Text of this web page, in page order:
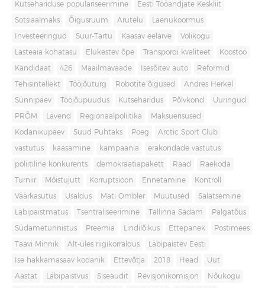
Kutsehariduse populariseerimine Eesti Tööandjate Keskliit
Sotsiaalmaks Õigusruum Arutelu Laenukoormus
Investeeringud Suur-Tartu Kaasav eelarve Volikogu
Lasteaia kohatasu Elukestev õpe Transpordi kvaliteet Koostöö
Kandidaat 426 Maailmavaade Isesõitev auto Reformid
Tehisintellekt Tööjõuturg Robotite õigused Andres Herkel
Sünnipäev Tööjõupuudus Kutseharidus Põlvkond Uuringud
PRÕM Lävend Regionaalpoliitika Maksuerisused
Kodanikupäev Suud Puhtaks Poeg Arctic Sport Club
vastutus kaasamine kampaania erakondade vastutus
poliitiline konkurents demokraatiapakett Raad Raekoda
Turniir Mõistujutt Korruptsioon Ennetamine Kontroll
Väärkasutus Usaldus Mati Ombler Muutused Salatsemine
Läbipaistmatus Tsentraliseerimine Tallinna Sadam Palgatõus
Südametunnistus Preemia Lindilõikus Ettepanek Postimees
Taavi Minnik Alt-üles riigikorraldus Läbipaistev Eesti
Ise hakkamasaav kodanik Ettevõtja 2018 Head Uut
Aastat Läbipaistvus Siseaudit Revisjonikomisjon Nõukogu